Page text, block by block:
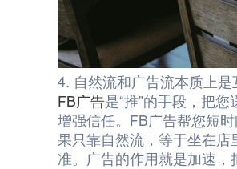
4. 自然流和广告流本质上是
FB广告是“推”的手段，把
增强信任。FB广告帮您短
果只靠自然流，等于坐在
准。广告的作用就是加速，